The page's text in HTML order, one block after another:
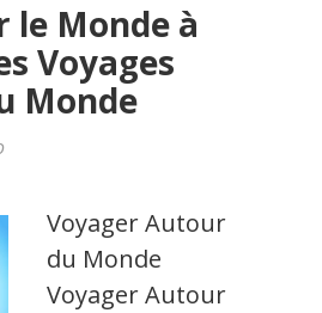
le Monde à
Voyages
Monde
Voyager Autour
du Monde
Voyager Autour